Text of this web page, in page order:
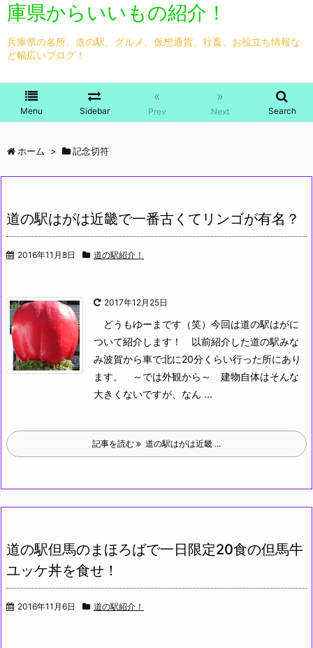
庫県からいいもの紹介！
兵庫県の名所、道の駅、グルメ、仮想通貨、社畜、お役立ち情報な
ど幅広いブログ！
Menu Sidebar
«
Prev
»
Next Search
ホーム > 記念切符
道の駅はがは近畿で一番古くてリンゴが有名？
2016年11月8日 道の駅紹介！
2017年12月25日
どうもゆーまです（笑） 今回は道の駅はがに
ついて紹介します！
以前紹介した道の駅みな
み波賀から車で北に20分くらい行った所にあり
ます。
～では外観から～
建物自体はそんな
大きくないですが、なん ...
記事を読む 道の駅はがは近畿 ...
道の駅但馬のまほろばで一日限定20食の但馬牛
ユッケ丼を食せ！
2016年11月6日 道の駅紹介！